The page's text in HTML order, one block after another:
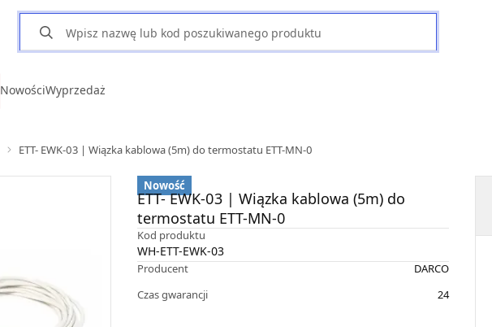
NowościWyprzedaż
ETT- EWK-03 | Wiązka kablowa (5m) do termostatu ETT-MN-0
Nowość
ETT- EWK-03 | Wiązka kablowa (5m) do
termostatu ETT-MN-0
Kod produktu
WH-ETT-EWK-03
Producent
DARCO
Czas gwarancji
24